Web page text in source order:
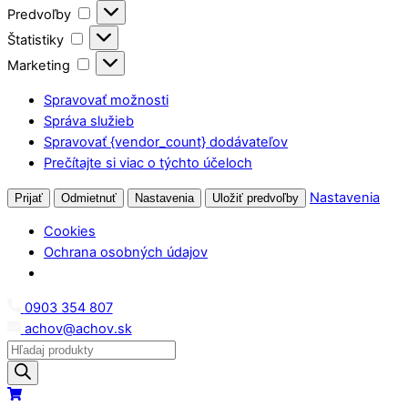
Predvoľby
Predvoľby
Štatistiky
Štatistiky
Marketing
Marketing
Spravovať možnosti
Správa služieb
Spravovať {vendor_count} dodávateľov
Prečítajte si viac o týchto účeloch
Prijať Odmietnuť Nastavenia Uložiť predvoľby Nastavenia
Cookies
Ochrana osobných údajov
Skip
content
0903 354 807
achov@achov.sk
Products
search
Menu
Cart